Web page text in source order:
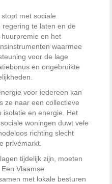
met sociale
te laten en de
en het
waarmee
voor de lage
en ongebruikte
voor iedereen kan
ze naar een collectieve
isolatie en energie. Het
woningen duwt vele
richting slecht
privémarkt.
tijdelijk zijn, moeten
Vlaamse
met lokale besturen